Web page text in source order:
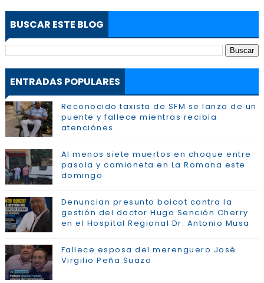
BUSCAR ESTE BLOG
ENTRADAS POPULARES
Reconocido taxista de SFM se lanza de un
puente y fallece mientras recibia
atenciónes.
Al menos siete muertos en choque entre
pasola y camioneta en La Romana este
domingo
Denuncian presunto boicot contra la
gestión del doctor Hugo Sención Cherry
en el Hospital Regional Dr. Antonio Musa
Fallece esposa del merenguero José
Virgilio Peña Suazo